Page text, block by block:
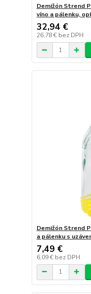
Demižón Strend
víno a pálenku,
32,94 €
26,78 € bez DPH
Demižón Strend
a pálenku s
7,49 €
6,09 € bez DPH